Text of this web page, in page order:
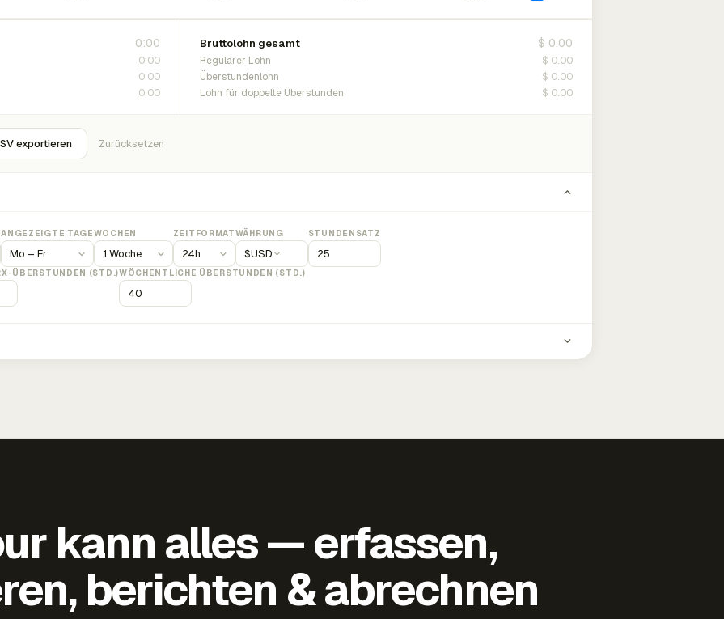
0:00
0:00
0:00
0:00
Bruttolohn gesamt $ 0.00
Regulärer Lohn $ 0.00
Überstundenlohn $ 0.00
Lohn für doppelte Überstunden $ 0.00
exportieren Zurücksetzen
ANGEZEIGTE TAGEWOCHEN ZEITFORMATWÄHRUNG
$USD
STUNDENSATZ
ÜBERSTUNDEN (STD.)WÖCHENTLICHE ÜBERSTUNDEN (STD.)
kann alles — erfassen,
berichten & abrechnen